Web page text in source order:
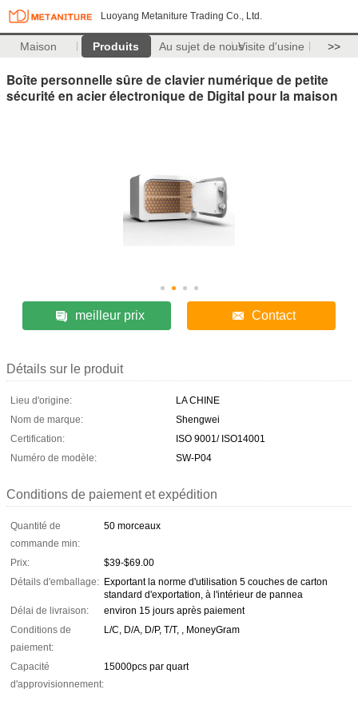
Luoyang Metaniture Trading Co., Ltd.
Maison Produits Au sujet de nousVisite d'usine >>
Boîte personnelle sûre de clavier numérique de petite
sécurité en acier électronique de Digital pour la maison
meilleur prix Contact
Détails sur le produit
Lieu d'origine:
LA CHINE
Nom de marque:
Shengwei
Certification:
ISO 9001/ ISO14001
Numéro de modèle:
SW-P04
Conditions de paiement et expédition
Quantité de
commande min:
50 morceaux
Prix:
$39-$69.00
Détails d'emballage: Exportant la norme d'utilisation 5 couches de carton
standard d'exportation, à l'intérieur de pannea
Délai de livraison:
environ 15 jours après paiement
Conditions de
paiement:
L/C, D/A, D/P, T/T, , MoneyGram
Capacité
d'approvisionnement:
15000pcs par quart